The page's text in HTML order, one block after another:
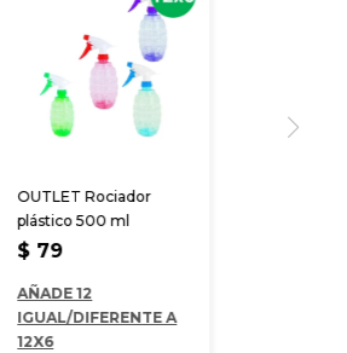
OUTLET Rociador
plástico 500 ml
$ 79
AÑADE 12
IGUAL/DIFERENTE A
12X6